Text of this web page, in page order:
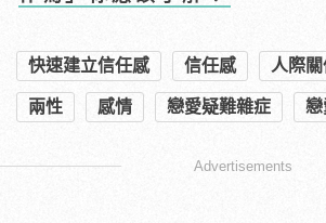
快速建立信任感 信任感 人際
兩性 感情 戀愛疑難雜症 戀
Advertisements